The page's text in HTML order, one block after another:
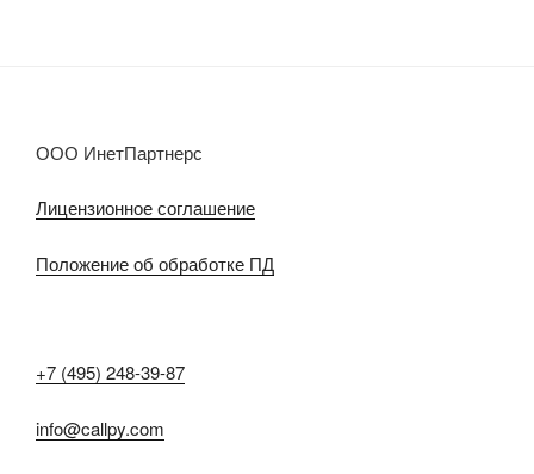
ООО ИнетПартнерс
Лицензионное соглашение
Положение об обработке ПД
+7 (495) 248-39-87
info@callpy.com